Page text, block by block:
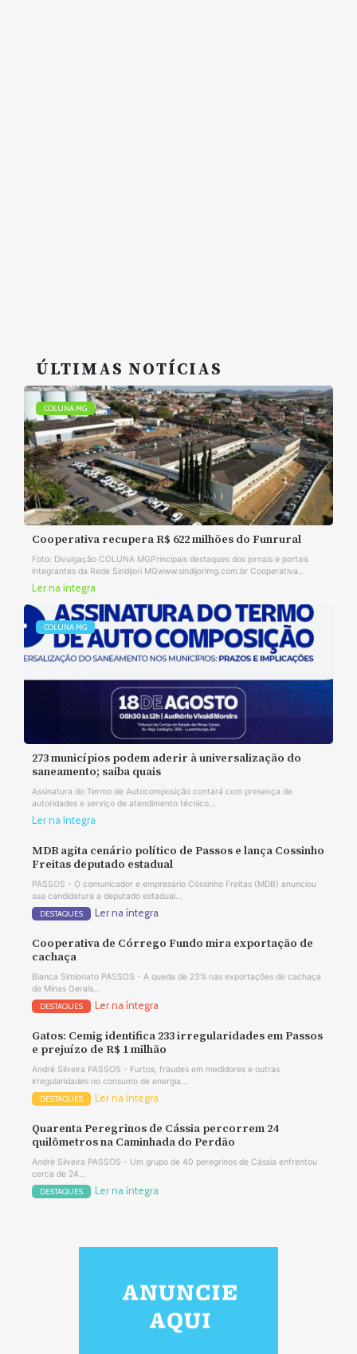
ÚLTIMAS NOTÍCIAS
COLUNA MG
Cooperativa recupera R$ 622 milhões do Funrural
Foto: Divulgação COLUNA MGPrincipais destaques dos jornais e portais
integrantes da Rede Sindijori MGwww.sindijorimg.com.br Cooperativa...
Ler na íntegra
COLUNA MG
273 municípios podem aderir à universalização do
saneamento; saiba quais
Assinatura do Termo de Autocomposição contará com presença de
autoridades e serviço de atendimento técnico...
Ler na íntegra
MDB agita cenário político de Passos e lança Cossinho
Freitas deputado estadual
PASSOS - O comunicador e empresário Cóssinho Freitas (MDB) anunciou
sua candidatura a deputado estadual...
DESTAQUES Ler na íntegra
Cooperativa de Córrego Fundo mira exportação de
cachaça
Bianca Simionato PASSOS - A queda de 23% nas exportações de cachaça
de Minas Gerais...
DESTAQUES Ler na íntegra
Gatos: Cemig identifica 233 irregularidades em Passos
e prejuízo de R$ 1 milhão
André Silveira PASSOS - Furtos, fraudes em medidores e outras
irregularidades no consumo de energia...
DESTAQUES Ler na íntegra
Quarenta Peregrinos de Cássia percorrem 24
quilômetros na Caminhada do Perdão
André Silveira PASSOS - Um grupo de 40 peregrinos de Cássia enfrentou
cerca de 24...
DESTAQUES Ler na íntegra